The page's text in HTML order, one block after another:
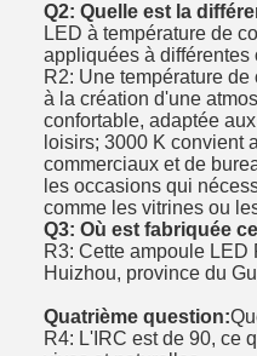
Q2: Quelle est la
LED à température de
appliquées à différentes
R2: Une température
à la création d'une
confortable, adaptée
loisirs; 3000 K convient
commerciaux et de
les occasions qui
comme les vitrines ou
Q3: Où est fabriquée
R3: Cette ampoule LED
Huizhou, province du
Quatrième question:
R4: L'IRC est de 90, ce